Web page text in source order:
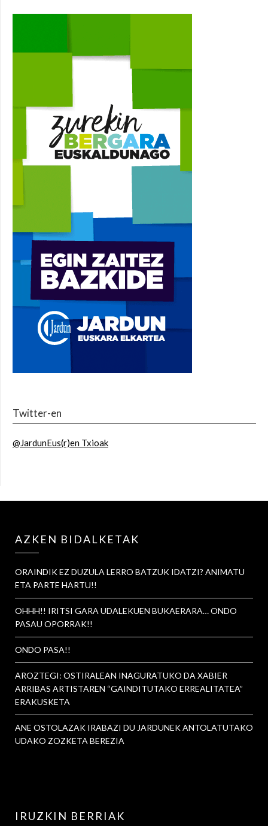
Twitter-en
@JardunEus(r)en Txioak
AZKEN BIDALKETAK
ORAINDIK EZ DUZULA LERRO BATZUK IDATZI? ANIMATU
ETA PARTE HARTU!!
OHHH!! IRITSI GARA UDALEKUEN BUKAERARA… ONDO
PASAU OPORRAK!!
ONDO PASA!!
AROZTEGI: OSTIRALEAN INAGURATUKO DA XABIER
ARRIBAS ARTISTAREN “GAINDITUTAKO ERREALITATEA”
ERAKUSKETA
ANE OSTOLAZAK IRABAZI DU JARDUNEK ANTOLATUTAKO
UDAKO ZOZKETA BEREZIA
IRUZKIN BERRIAK